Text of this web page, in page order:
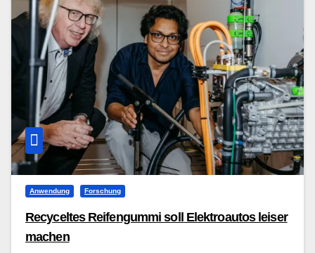
Anwendung Forschung
Recyceltes Reifengummi soll Elektroautos leiser
machen